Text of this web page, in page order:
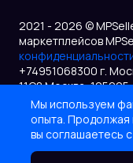
Мы используем
опыта. Продолжая
вы соглашаетесь с
2021 - 2026 ©
маркетплейсов
+74951068300 г.
11С8 Москва,